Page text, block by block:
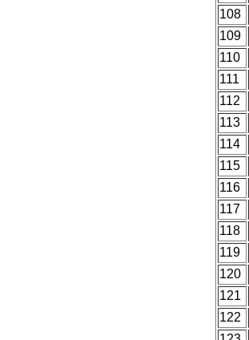
108
109
110
111
112
113
114
115
116
117
118
119
120
121
122